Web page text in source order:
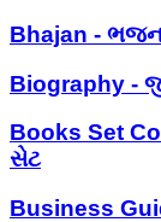
Bhajan -
Biography -
Books Set
સેટ
Business